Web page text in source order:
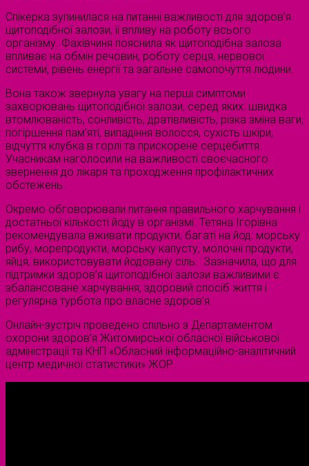
Спікерка зупинилася на питанні важливості для здоров’я
щитоподібної залози, її впливу на роботу всього
організму. Фахівчиня пояснила як щитоподібна залоза
впливає на обмін речовин, роботу серця, нервової
системи, рівень енергії та загальне самопочуття людини.
Вона також звернула увагу на перші симптоми
захворювань щитоподібної залози, серед яких: швидка
втомлюваність, сонливість, дратівливість, різка зміна ваги,
погіршення пам’яті, випадіння волосся, сухість шкіри,
відчуття клубка в горлі та прискорене серцебиття.
Учасникам наголосили на важливості своєчасного
звернення до лікаря та проходження профілактичних
обстежень.
Окремо обговорювали питання правильного харчування і
достатньої кількості йоду в організмі. Тетяна Ігорівна
рекомендувала вживати продукти, багаті на йод: морську
рибу, морепродукти, морську капусту, молочні продукти,
яйця, використовувати йодовану сіль. Зазначила, що для
підтримки здоров’я щитоподібної залози важливими є
збалансоване харчування, здоровий спосіб життя і
регулярна турбота про власне здоров’я.
Онлайн-зустріч проведено спільно з Департаментом
охорони здоров’я Житомирської обласної військової
адміністрації та КНП «Обласний інформаційно-аналітичний
центр медичної статистики» ЖОР.